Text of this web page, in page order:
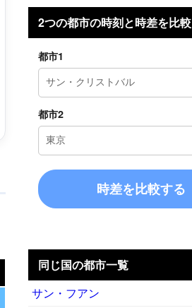
2つの都市の時刻と時差を比較
都市1
都市2
時差を比較する
同じ国の都市一覧
サン・フアン